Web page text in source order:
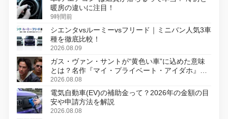
暖房の違いに注目！
9時間前
シエンタvsルーミーvsフリード｜ミニバン人気3車
種を徹底比較！
2026.08.09
ガス・ヴァン・サントが“黄色い車”に込めた意味
とは？名作『マイ・プライベート・アイダホ』が
初のデジタルリマスター版で復活
2026.08.08
電気自動車(EV)の補助金って？2026年の金額の目
安や申請方法を解説
2026.08.08